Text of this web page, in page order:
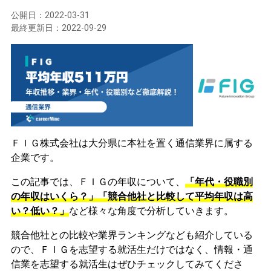
公開日： 2022-03-31
最終更新日： 2022-09-29
ＦＩＧ株式会社は大分県に本社を置く通信業界に属する
企業です。
この記事では、ＦＩＧの年収について、 「年代・役職別
の年収はいくら？」「競合他社と比較して平均年収は高
い？低い？」など様々な角度で分析していきます。
競合他社との比較や業界ランキングなども紹介している
ので、ＦＩＧを志望する就活生だけではなく、情報・通
信業を志望する就活生はぜひチェックしてみてくださ